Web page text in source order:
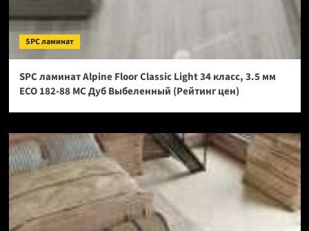
SPC ламинат
SPC ламинат Alpine Floor Classic Light 34 класс, 3.5 мм
ECO 182-88 МС Дуб Выбеленный (Рейтинг цен)